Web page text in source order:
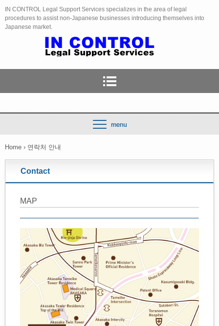
IN CONTROL Legal Support Services specializes in the area of legal
procedures to assist non-Japanese businesses introducing themselves into
Japanese market.
Home › 연락처 안내
Contact
MAP